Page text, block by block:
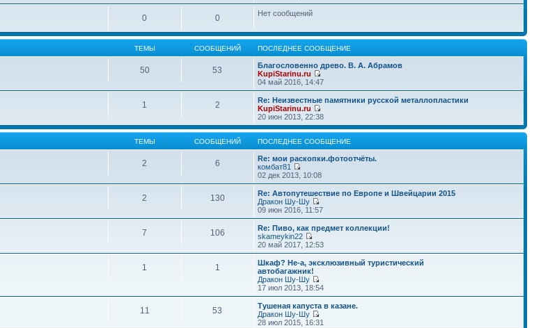
0 0 Нет сообщений
ТЕМЫ СООБЩЕНИЙ ПОСЛЕДНЕЕ СООБЩЕНИЕ
50 53
Благословенно древо. В. А. Абрамов
KupiStarinu.ru
04 май 2016, 14:47
1 2
Re: Неизвестные памятники русской металлопластики
KupiStarinu.ru
20 июн 2013, 22:38
ТЕМЫ СООБЩЕНИЙ ПОСЛЕДНЕЕ СООБЩЕНИЕ
2 6
Re: мои раскопки.фотоотчёты.
комбат81
02 дек 2013, 10:08
2 130
Re: Автопутешествие по Европе и Швейцарии 2015
Дракон Шу-Шу
09 июн 2016, 11:57
7 106
Re: Пиво, как предмет коллекции!
skameykin22
20 май 2017, 12:53
1 1
Шкаф? Не-а, эксклюзивный туристический
автобагажник!
Дракон Шу-Шу
17 июл 2013, 18:54
11 53
Тушеная капуста в казане.
Дракон Шу-Шу
28 июл 2015, 16:31